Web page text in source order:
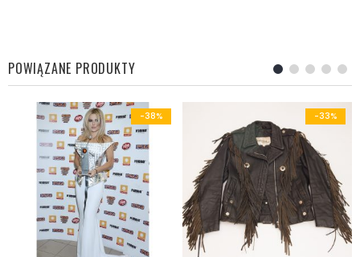
POWIĄZANE PRODUKTY
-38% -33%